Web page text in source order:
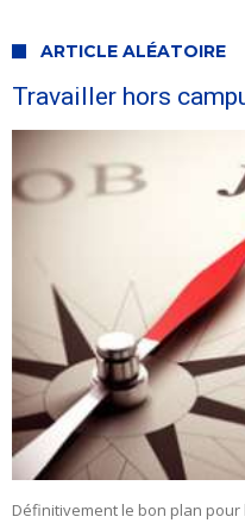
ARTICLE ALÉATOIRE
Travailler hors
Définitivement le bon plan